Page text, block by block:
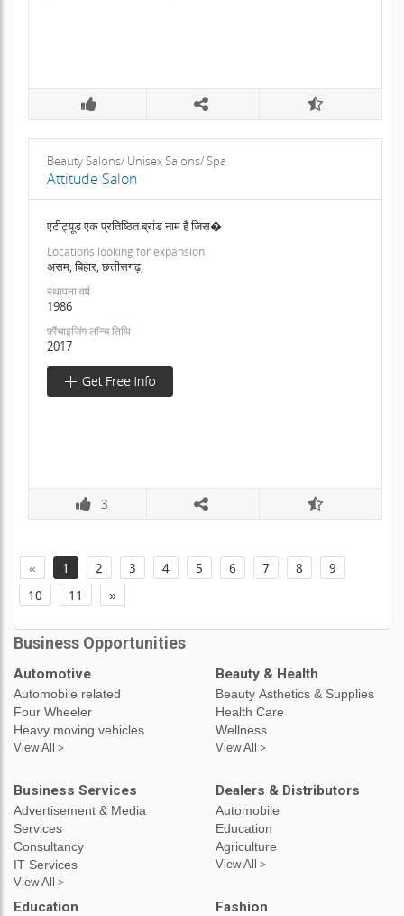
Beauty Salons/ Unisex Salons/ Spa
Attitude Salon
एटीट्यूड एक प्रतिष्ठित ब्रांड नाम है जिस�
Locations looking for expansion
असम, बिहार, छत्तीसगढ़,
स्थापना वर्ष
1986
फ़्रैंचाइजिंग लॉन्च तिथि
2017
3
« 1 2 3 4 5 6 7 8
9
10
11 »
Business Opportunities
Automotive
Automobile related
Four Wheeler
Heavy moving vehicles
View All >
Beauty & Health
Beauty Asthetics & Supplies
Health Care
Wellness
View All >
Business Services
Advertisement & Media
Services
Consultancy
IT Services
View All >
Dealers & Distributors
Automobile
Education
Agriculture
View All >
Education Fashion